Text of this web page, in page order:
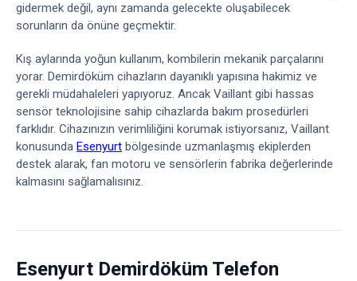
gidermek değil, aynı zamanda gelecekte oluşabilecek
sorunların da önüne geçmektir.
Kış aylarında yoğun kullanım, kombilerin mekanik parçalarını
yorar. Demirdöküm cihazların dayanıklı yapısına hakimiz ve
gerekli müdahaleleri yapıyoruz. Ancak Vaillant gibi hassas
sensör teknolojisine sahip cihazlarda bakım prosedürleri
farklıdır. Cihazınızın verimliliğini korumak istiyorsanız, Vaillant
konusunda Esenyurt bölgesinde uzmanlaşmış ekiplerden
destek alarak, fan motoru ve sensörlerin fabrika değerlerinde
kalmasını sağlamalısınız.
Esenyurt Demirdöküm Telefon